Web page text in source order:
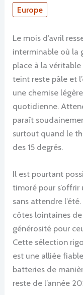
Europe
Le mois d’avril
interminable où la
place à la véritable
teint reste pâle et
une chemise
quotidienne.
paraît
surtout quand le
des 15 degrés.
Il est pourtant
timoré pour
sans attendre
côtes lointaines de
générosité pour
Cette sélection
est une alliée
batteries de
reste de l’année